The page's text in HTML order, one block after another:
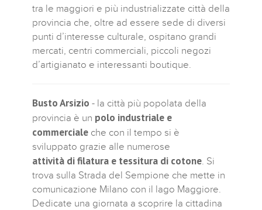
tra le maggiori e più industrializzate città della
provincia che, oltre ad essere sede di diversi
punti d’interesse culturale, ospitano grandi
mercati, centri commerciali, piccoli negozi
d’artigianato e interessanti boutique.
Busto Arsizio - la città più popolata della
provincia è un polo industriale e
commerciale che con il tempo si è
sviluppato grazie alle numerose
attività di filatura e tessitura di cotone. Si
trova sulla Strada del Sempione che mette in
comunicazione Milano con il lago Maggiore.
Dedicate una giornata a scoprire la cittadina